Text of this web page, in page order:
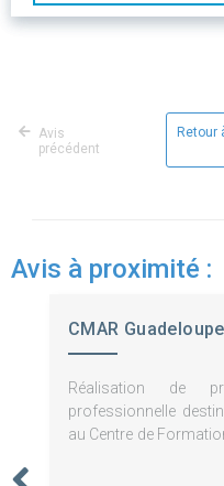
Avis
précédent
Retour
Avis à proximité :
CMAR Guadeloupe
Réalisation de
professionnelle
au Centre de